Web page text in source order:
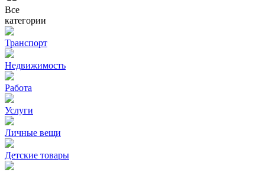
Все
категории
Транспорт
Недвижимость
Работа
Услуги
Личные вещи
Детские товары